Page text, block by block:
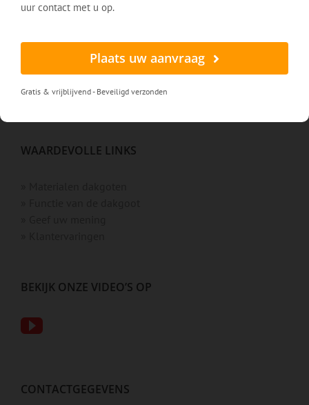
» Boeiboord laten schoonmaken
» Zonnepanelen reinigen
» Zoeken op plaatsnaam
WAARDEVOLLE LINKS
BEKIJK ONZE VIDEO’S OP
CONTACTGEGEVENS
uur contact met u op.
Plaats uw aanvraag
Gratis & vrijblijvend - Beveiligd verzonden